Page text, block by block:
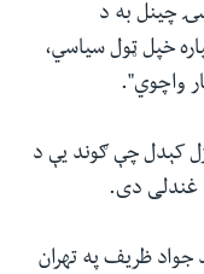
چینل به د
خپل ټول سیاسي،‌
واچوي".
کېدل چې ګوند یې د
غندلی دی.
جواد ظریف په تهران